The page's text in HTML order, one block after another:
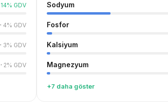
14% GDV
· 4% GDV
· 3% GDV
· 2% GDV
Sodyum
Fosfor
Kalsiyum
Magnezyum
+7 daha göster